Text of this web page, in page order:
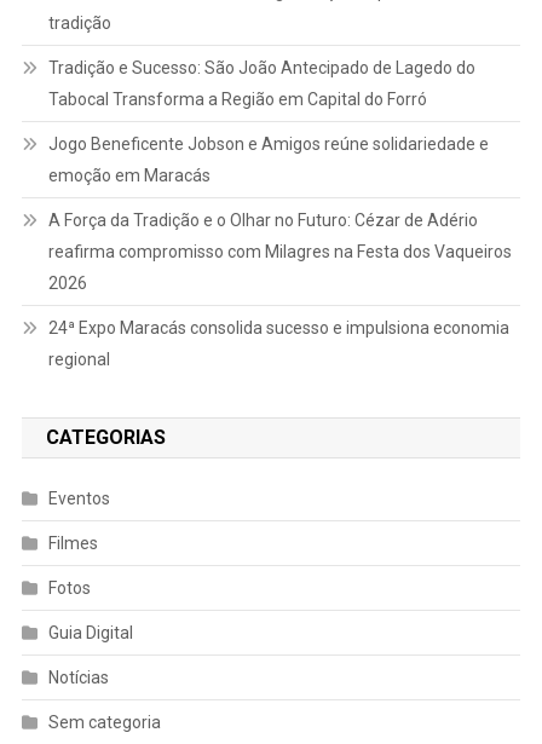
tradição
Tradição e Sucesso: São João Antecipado de Lagedo do
Tabocal Transforma a Região em Capital do Forró
Jogo Beneficente Jobson e Amigos reúne solidariedade e
emoção em Maracás
A Força da Tradição e o Olhar no Futuro: Cézar de Adério
reafirma compromisso com Milagres na Festa dos Vaqueiros
2026
24ª Expo Maracás consolida sucesso e impulsiona economia
regional
CATEGORIAS
Eventos
Filmes
Fotos
Guia Digital
Notícias
Sem categoria